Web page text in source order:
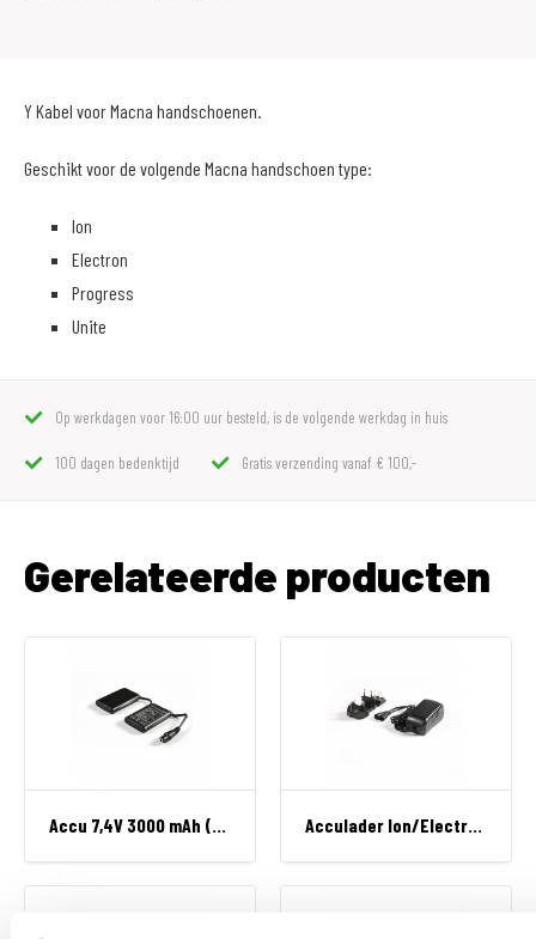
Y Kabel voor Macna handschoenen.
Geschikt voor de volgende Macna handschoen type:
Ion
Electron
Progress
Unite
Op werkdagen voor 16:00 uur besteld, is de volgende werkdag in huis
100 dagen bedenktijd Gratis verzending vanaf € 100,-
Gerelateerde producten
Accu 7,4V 3000 mAh (1x) Acculader Ion/Electron 7,4V 2A